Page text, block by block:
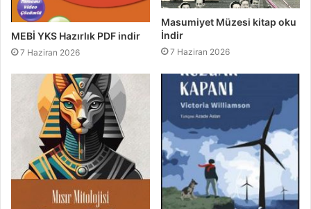
MEBİ YKS Hazırlık PDF indir
7 Haziran 2026
Masumiyet Müzesi kitap oku
İndir
7 Haziran 2026